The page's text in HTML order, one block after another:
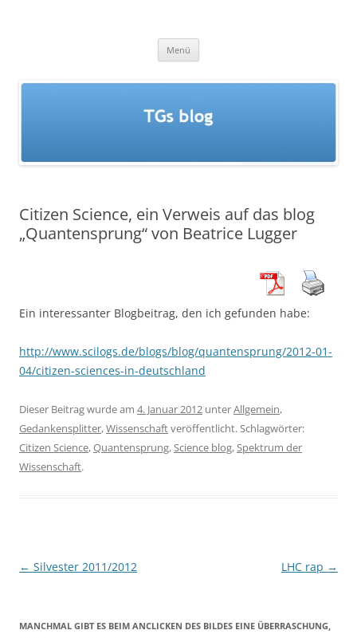
Menü
Citizen Science, ein Verweis auf das blog
„Quantensprung“ von Beatrice Lugger
Ein interessanter Blogbeitrag, den ich gefunden habe:
http://www.scilogs.de/blogs/blog/quantensprung/2012-01-
04/citizen-sciences-in-deutschland
Dieser Beitrag wurde am 4. Januar 2012 unterAllgemein,
Gedankensplitter,Wissenschaftveröffentlicht. Schlagwörter:
Citizen Science,Quantensprung,Science blog,Spektrum der
Wissenschaft.
Beitragsnavigation
← Silvester 2011/2012 LHC rap →
MANCHMAL GIBT ES BEIM ANCLICKEN DES BILDES EINE ÜBERRASCHUNG,